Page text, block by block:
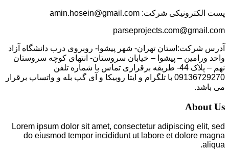
پست الکترونیکی شرکت: amin.hosein@gmail.com
parseprojects.com@gmail.com
آدرس شرکت:استان تهران- شهر پیشوا- روبروی درب دانشگاه آزاد
واحد ورامین – پیشوا – خیابان سروستان- انتهای کوچه سروستان
نهم – پلاک 44- طریقه برقراری تماس با شماره تلفن
09136729270 با تلگرام و ایتا روبیکا و آی گپ بله و واتساپ برقرار
می باشد.
About Us
Lorem ipsum dolor sit amet, consectetur adipiscing elit, sed
do eiusmod tempor incididunt ut labore et dolore magna
aliqua.